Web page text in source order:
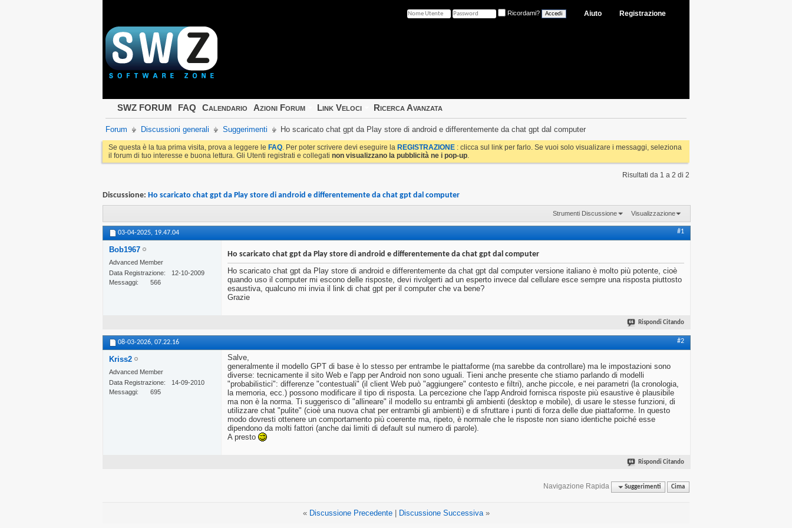
Registrazione
Aiuto
Ricordami?
SWZ FORUM FAQ Calendario Azioni Forum Link Veloci Ricerca Avanzata
Forum Discussioni generali Suggerimenti Ho scaricato chat gpt da Play store di android e differentemente da chat gpt dal computer
Se questa è la tua prima visita, prova a leggere le FAQ. Per poter scrivere devi eseguire la REGISTRAZIONE : clicca sul link per farlo. Se vuoi solo visualizare i messaggi, seleziona
il forum di tuo interesse e buona lettura. Gli Utenti registrati e collegati non visualizzano la pubblicità ne i pop-up.
Risultati da 1 a 2 di 2
Discussione: Ho scaricato chat gpt da Play store di android e differentemente da chat gpt dal computer
Strumenti Discussione Visualizzazione
03-04-2025, 19.47.04 #1
Bob1967
Advanced Member
Data Registrazione
12-10-2009
Messaggi
566
Ho scaricato chat gpt da Play store di android e differentemente da chat gpt dal computer
Ho scaricato chat gpt da Play store di android e differentemente da chat gpt dal computer versione italiano è molto più potente, cioè
quando uso il computer mi escono delle risposte, devi rivolgerti ad un esperto invece dal cellulare esce sempre una risposta piuttosto
esaustiva, qualcuno mi invia il link di chat gpt per il computer che va bene?
Grazie
Rispondi Citando
08-03-2026, 07.22.16 #2
Kriss2
Advanced Member
Data Registrazione
14-09-2010
Messaggi
695
Salve,
generalmente il modello GPT di base è lo stesso per entrambe le piattaforme (ma sarebbe da controllare) ma le impostazioni sono
diverse: tecnicamente il sito Web e l'app per Android non sono uguali. Tieni anche presente che stiamo parlando di modelli
"probabilistici": differenze "contestuali" (il client Web può "aggiungere" contesto e filtri), anche piccole, e nei parametri (la cronologia,
la memoria, ecc.) possono modificare il tipo di risposta. La percezione che l'app Android fornisca risposte più esaustive è plausibile
ma non è la norma. Ti suggerisco di "allineare" il modello su entrambi gli ambienti (desktop e mobile), di usare le stesse funzioni, di
utilizzare chat "pulite" (cioè una nuova chat per entrambi gli ambienti) e di sfruttare i punti di forza delle due piattaforme. In questo
modo dovresti ottenere un comportamento più coerente ma, ripeto, è normale che le risposte non siano identiche poiché esse
dipendono da molti fattori (anche dai limiti di default sul numero di parole).
A presto
Rispondi Citando
Navigazione Rapida Suggerimenti Cima
« Discussione Precedente| Discussione Successiva »